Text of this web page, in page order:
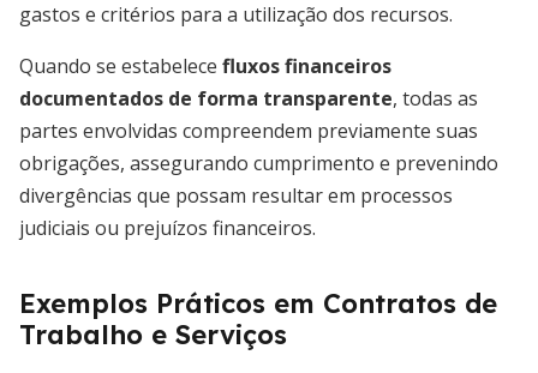
gastos e critérios para a utilização dos recursos.
Quando se estabelece fluxos financeiros
documentados de forma transparente, todas as
partes envolvidas compreendem previamente suas
obrigações, assegurando cumprimento e prevenindo
divergências que possam resultar em processos
judiciais ou prejuízos financeiros.
Exemplos Práticos em Contratos de
Trabalho e Serviços